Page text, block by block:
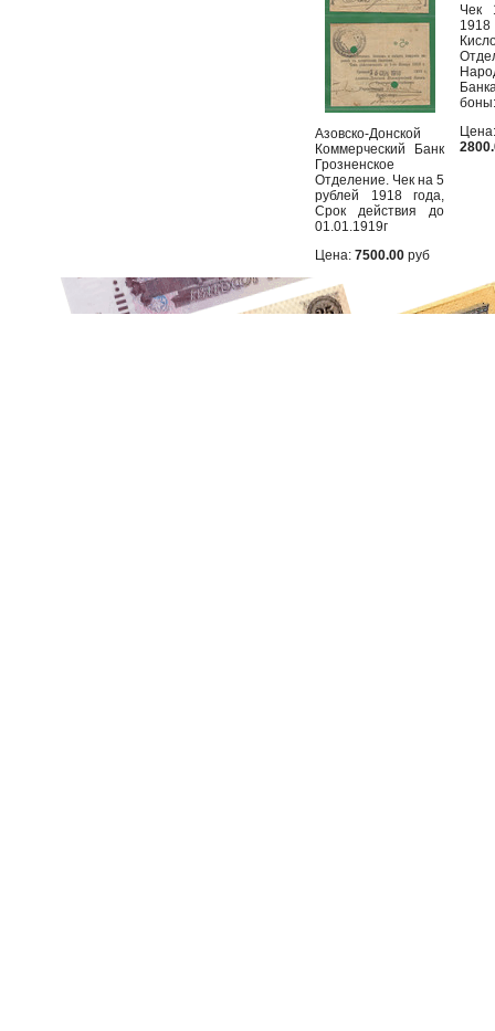
Азовско-Донской
Коммерческий Банк
Грозненское
Отделение. Чек на 5
рублей 1918 года,
Срок действия до
01.01.1919г
Цена: 7500.00 руб
Чек
Цена: